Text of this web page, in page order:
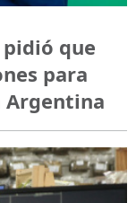
que
para
Argentina